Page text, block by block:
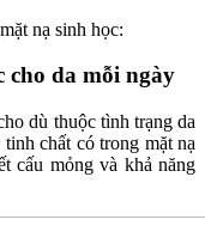
nạ sinh học:
cho da mỗi ngày
dù thuộc tình trạng da
chất có trong mặt nạ
cấu mỏng và khả năng